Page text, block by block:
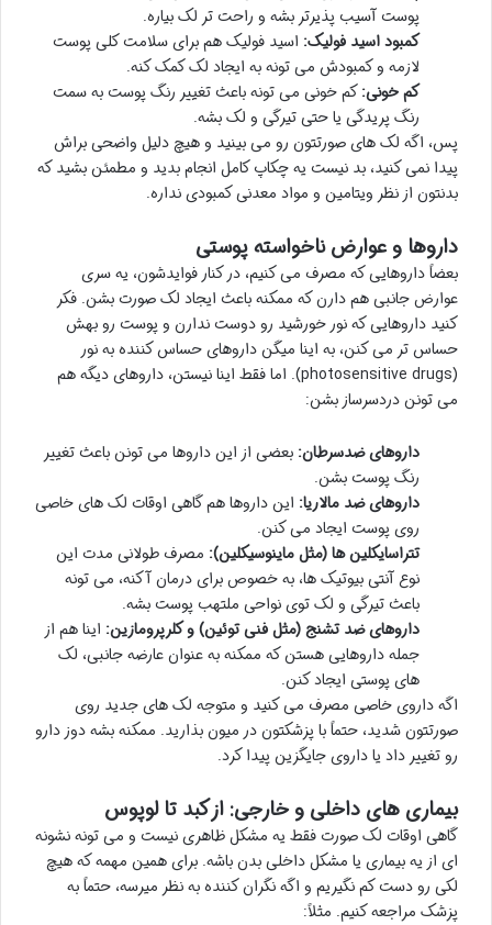
پوست آسیب پذیرتر بشه و راحت تر لک بیاره.
کمبود اسید فولیک: اسید فولیک هم برای سلامت کلی پوست
لازمه و کمبودش می تونه به ایجاد لک کمک کنه.
کم خونی:کم خونی می تونه باعث تغییر رنگ پوست به سمت
رنگ پریدگی یا حتی تیرگی و لک بشه.
پس، اگه لک های صورتتون رو می بینید و هیچ دلیل واضحی براش
پیدا نمی کنید، بد نیست یه چکاپ کامل انجام بدید و مطمئن بشید که
بدنتون از نظر ویتامین و مواد معدنی کمبودی نداره.
داروها و عوارض ناخواسته پوستی
بعضاً داروهایی که مصرف می کنیم، در کنار فوایدشون، یه سری
عوارض جانبی هم دارن که ممکنه باعث ایجاد لک صورت بشن. فکر
کنید داروهایی که نور خورشید رو دوست ندارن و پوست رو بهش
حساس تر می کنن، به اینا میگن داروهای حساس کننده به نور
(photosensitive drugs). اما فقط اینا نیستن، داروهای دیگه هم
می تونن دردسرساز بشن:
داروهای ضدسرطان: بعضی از این داروها می تونن باعث تغییر
رنگ پوست بشن.
داروهای ضد مالاریا: این داروها هم گاهی اوقات لک های خاصی
روی پوست ایجاد می کنن.
تتراسایکلین ها (مثل ماینوسیکلین): مصرف طولانی مدت این
نوع آنتی بیوتیک ها، به خصوص برای درمان آکنه، می تونه
باعث تیرگی و لک توی نواحی ملتهب پوست بشه.
داروهای ضد تشنج (مثل فنی توئین) و کلرپرومازین: اینا هم از
جمله داروهایی هستن که ممکنه به عنوان عارضه جانبی، لک
های پوستی ایجاد کنن.
اگه داروی خاصی مصرف می کنید و متوجه لک های جدید روی
صورتتون شدید، حتماً با پزشکتون در میون بذارید. ممکنه بشه دوز دارو
رو تغییر داد یا داروی جایگزین پیدا کرد.
بیماری های داخلی و خارجی: از کبد تا لوپوس
گاهی اوقات لک صورت فقط یه مشکل ظاهری نیست و می تونه نشونه
ای از یه بیماری یا مشکل داخلی بدن باشه. برای همین مهمه که هیچ
لکی رو دست کم نگیریم و اگه نگران کننده به نظر میرسه، حتماً به
پزشک مراجعه کنیم. مثلاً: